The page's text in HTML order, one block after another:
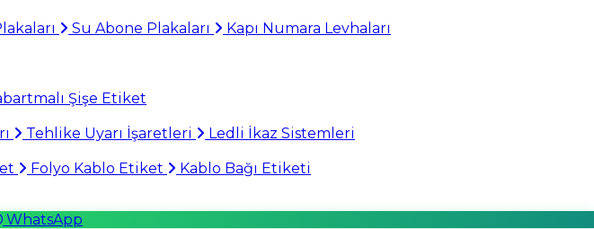
Su Abone Plakaları Kapı Numara Levhaları
Şişe Etiket
Tehlike Uyarı İşaretleri Ledli İkaz Sistemleri
Folyo Kablo Etiket
Kablo Bağı Etiketi
WhatsApp